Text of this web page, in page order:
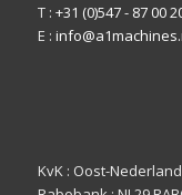
T : +31 (0)547 - 87 00
E :
KvK : Oost-Nederland